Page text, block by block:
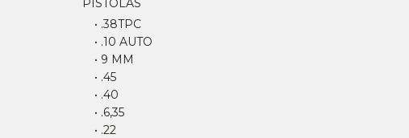
PISTOLAS
• .38TPC
• .10 AUTO
• 9 MM
• .45
• .40
• .6,35
• .22